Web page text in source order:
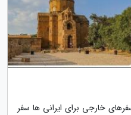
خارجی برای ایرانی ها سفر